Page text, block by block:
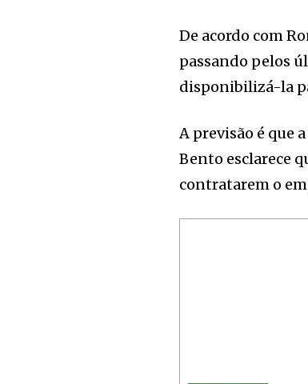
De acordo com
passando pelos
disponibilizá-la
A previsão é que
Bento esclarece
contratarem o